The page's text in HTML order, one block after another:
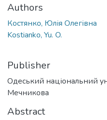
Authors
Костянко, Юлія Олегівна
Kostianko, Yu. O.
Publisher
Одеський національний
Мечникова
Abstract